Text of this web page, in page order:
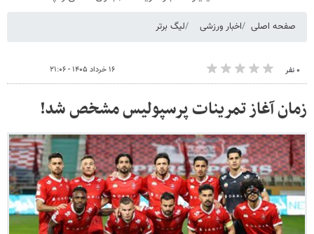
صفحه اصلی اخبار ورزشی لیگ برتر
۰ نفر ۱۶ خرداد ۱۴۰۵ - ۲۱:۰۶
زمان آغاز تمرینات پرسپولیس مشخص شد!